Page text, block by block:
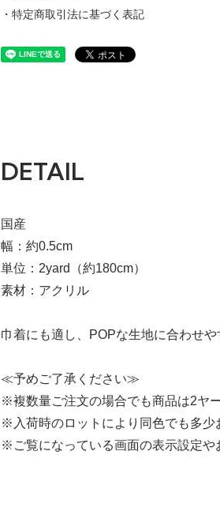
・特定商取引法に基づく表記
DETAIL
国産
幅：約0.5cm
単位：2yard（約180cm）
素材：アクリル
巾着にも適し、POPな生地に合わせや
≪予めご了承ください≫
※複数量ご注文の場合でも商品は2ヤ
※入荷時のロットにより同色でも多少
※ご覧になっている画面の表示設定や